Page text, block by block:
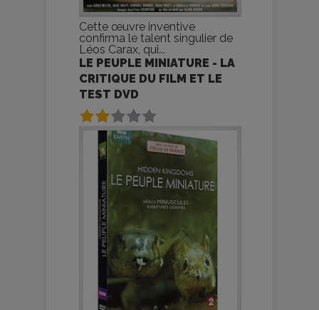
Cette œuvre inventive
confirma le talent singulier de
Léos Carax, qui...
LE PEUPLE MINIATURE - LA
CRITIQUE DU FILM ET LE
TEST DVD